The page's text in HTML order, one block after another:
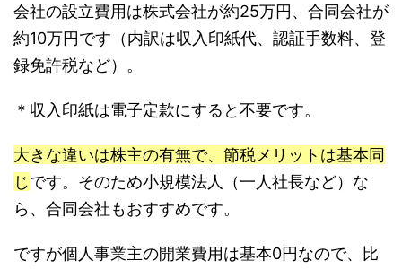
会社の設立費用は株式会社が約25万円、合同会社が
約10万円です（内訳は収入印紙代、認証手数料、登
録免許税など）。
＊収入印紙は電子定款にすると不要です。
大きな違いは株主の有無で、節税メリットは基本同
じです。そのため小規模法人（一人社長など）な
ら、合同会社もおすすめです。
ですが個人事業主の開業費用は基本0円なので、比